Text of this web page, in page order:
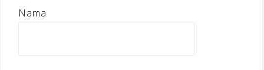
Nama